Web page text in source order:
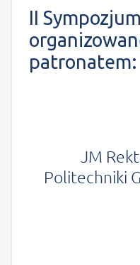
II
patronatem:
JM
Politechniki